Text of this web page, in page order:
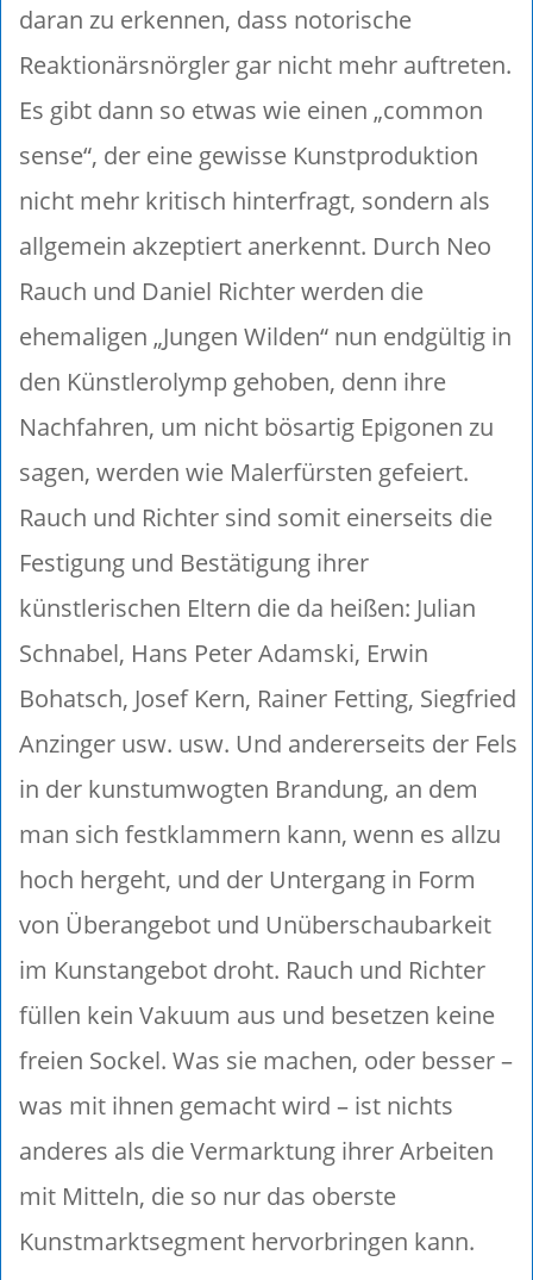
daran zu erkennen, dass notorische
Reaktionärsnörgler gar nicht mehr auftreten.
Es gibt dann so etwas wie einen „common
sense“, der eine gewisse Kunstproduktion
nicht mehr kritisch hinterfragt, sondern als
allgemein akzeptiert anerkennt. Durch Neo
Rauch und Daniel Richter werden die
ehemaligen „Jungen Wilden“ nun endgültig in
den Künstlerolymp gehoben, denn ihre
Nachfahren, um nicht bösartig Epigonen zu
sagen, werden wie Malerfürsten gefeiert.
Rauch und Richter sind somit einerseits die
Festigung und Bestätigung ihrer
künstlerischen Eltern die da heißen: Julian
Schnabel, Hans Peter Adamski, Erwin
Bohatsch, Josef Kern, Rainer Fetting, Siegfried
Anzinger usw. usw. Und andererseits der Fels
in der kunstumwogten Brandung, an dem
man sich festklammern kann, wenn es allzu
hoch hergeht, und der Untergang in Form
von Überangebot und Unüberschaubarkeit
im Kunstangebot droht. Rauch und Richter
füllen kein Vakuum aus und besetzen keine
freien Sockel. Was sie machen, oder besser –
was mit ihnen gemacht wird – ist nichts
anderes als die Vermarktung ihrer Arbeiten
mit Mitteln, die so nur das oberste
Kunstmarktsegment hervorbringen kann.